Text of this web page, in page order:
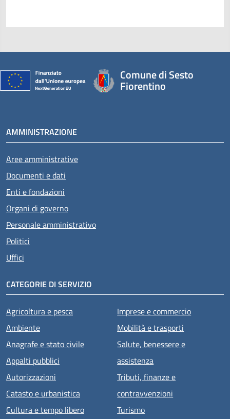
Comune di Sesto
Fiorentino
AMMINISTRAZIONE
Aree amministrative
Documenti e dati
Enti e fondazioni
Organi di governo
Personale amministrativo
Politici
Uffici
CATEGORIE DI SERVIZIO
Agricoltura e pesca
Ambiente
Anagrafe e stato civile
Appalti pubblici
Autorizzazioni
Catasto e urbanistica
Cultura e tempo libero
Imprese e commercio
Mobilità e trasporti
Salute, benessere e
assistenza
Tributi, finanze e
contravvenzioni
Turismo